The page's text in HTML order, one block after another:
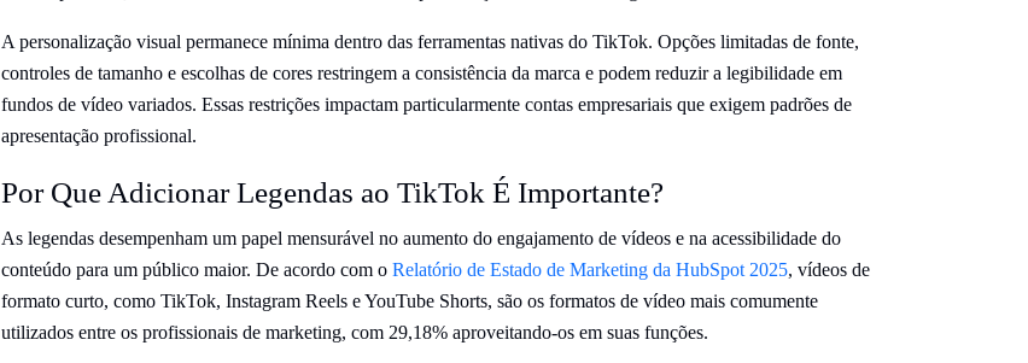
A personalização visual permanece mínima dentro das ferramentas nativas do TikTok. Opções limitadas de fonte,
controles de tamanho e escolhas de cores restringem a consistência da marca e podem reduzir a legibilidade em
fundos de vídeo variados. Essas restrições impactam particularmente contas empresariais que exigem padrões de
apresentação profissional.
Por Que Adicionar Legendas ao TikTok É Importante?
As legendas desempenham um papel mensurável no aumento do engajamento de vídeos e na acessibilidade do
conteúdo para um público maior. De acordo com o Relatório de Estado de Marketing da HubSpot 2025, vídeos de
formato curto, como TikTok, Instagram Reels e YouTube Shorts, são os formatos de vídeo mais comumente
utilizados entre os profissionais de marketing, com 29,18% aproveitando-os em suas funções.